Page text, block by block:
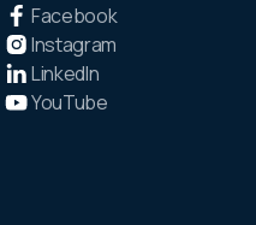
Facebook
Instagram
LinkedIn
YouTube